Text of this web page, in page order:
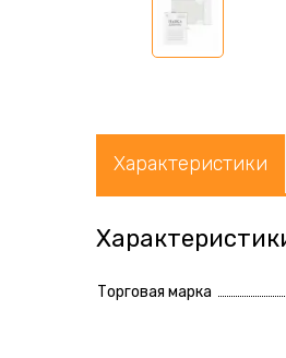
Характеристики
Торговая марка